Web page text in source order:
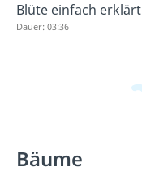
Blüte einfach erklärt
Dauer: 03:36
Bäume